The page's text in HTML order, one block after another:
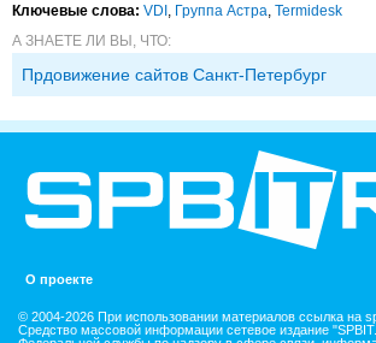
Ключевые слова: VDI , Группа Астра, Termidesk
А ЗНАЕТЕ ЛИ ВЫ, ЧТО:
Прдовижение сайтов Санкт-Петербург
О проекте
© 2004-2026 При использовании материалов ссылка на
Средство массовой информации сетевое издание